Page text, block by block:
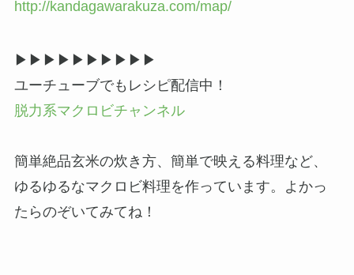
http://kandagawarakuza.com/map/
▶▶︎▶︎▶▶︎▶︎▶▶︎▶︎▶
ユーチューブでもレシピ配信中！
脱力系マクロビチャンネル
簡単絶品玄米の炊き方、簡単で映える料理など、
ゆるゆるなマクロビ料理を作っています。よかっ
たらのぞいてみてね！